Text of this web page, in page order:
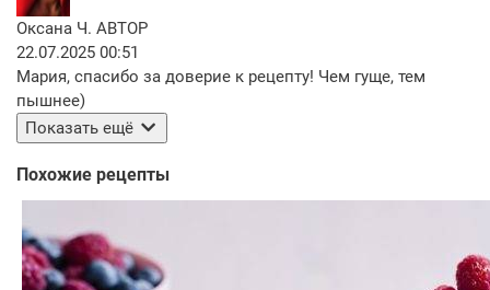
Оксана Ч. АВТОР
22.07.2025 00:51
Мария, спасибо за доверие к рецепту! Чем гуще, тем
пышнее)
Показать ещё
Похожие рецепты